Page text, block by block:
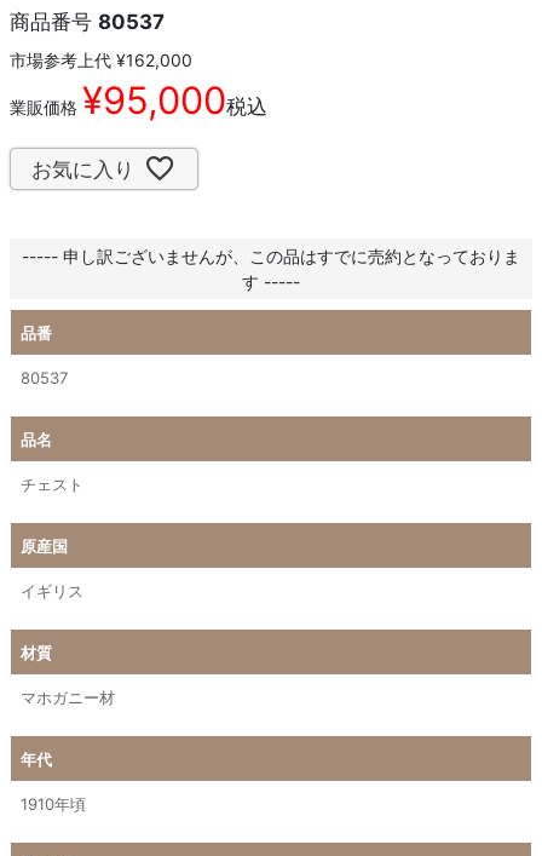
商品番号 80537
市場参考上代 ¥162,000
業販価格 ¥95,000税込
お気に入り
----- 申し訳ございませんが、この品はすでに売約となっておりま
す -----
品番
80537
品名
チェスト
原産国
イギリス
材質
マホガニー材
年代
1910年頃